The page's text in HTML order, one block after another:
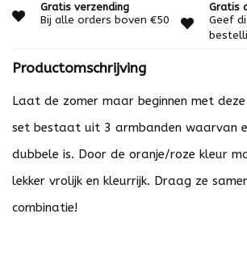
Gratis verzending
Bij alle orders boven €50
Gratis
Geef
Productomschrijving
Laat de zomer maar beginnen met
set bestaat uit 3 armbanden waarvan
dubbele is. Door de oranje/roze kleur
lekker vrolijk en kleurrijk. Draag ze
combinatie!